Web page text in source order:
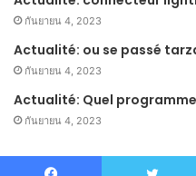
กันยายน 4, 2023
Actualité: ou se passé
กันยายน 4, 2023
Actualité: Quel programme
กันยายน 4, 2023